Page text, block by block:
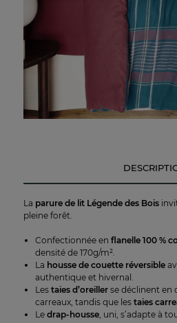
La parure de lit Légende des Bois
pleine forêt.
Confectionnée en flanelle 100 %
densité de 170g/m².
La housse de couette réversible
authentique et hivernal.
Les taies d’oreillerse déclinent en
carreaux, tandis que lestaies
Le drap-housse, uni, s’adapte à